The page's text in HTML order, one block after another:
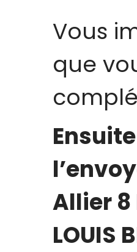
Vous
que
Allier 8
LOUIS